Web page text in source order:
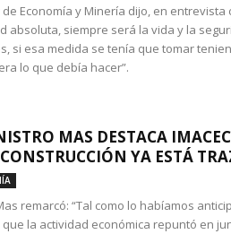
de Economía y Minería dijo, en entrevista
absoluta, siempre será la vida y la
si esa medida se tenía que tomar
lo que debía hacer”.
MAS DESTACA
YA ESTÁ
remarcó: “Tal como lo habíamos
la actividad económica repuntó en